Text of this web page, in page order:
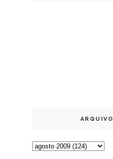
ARQUIVO